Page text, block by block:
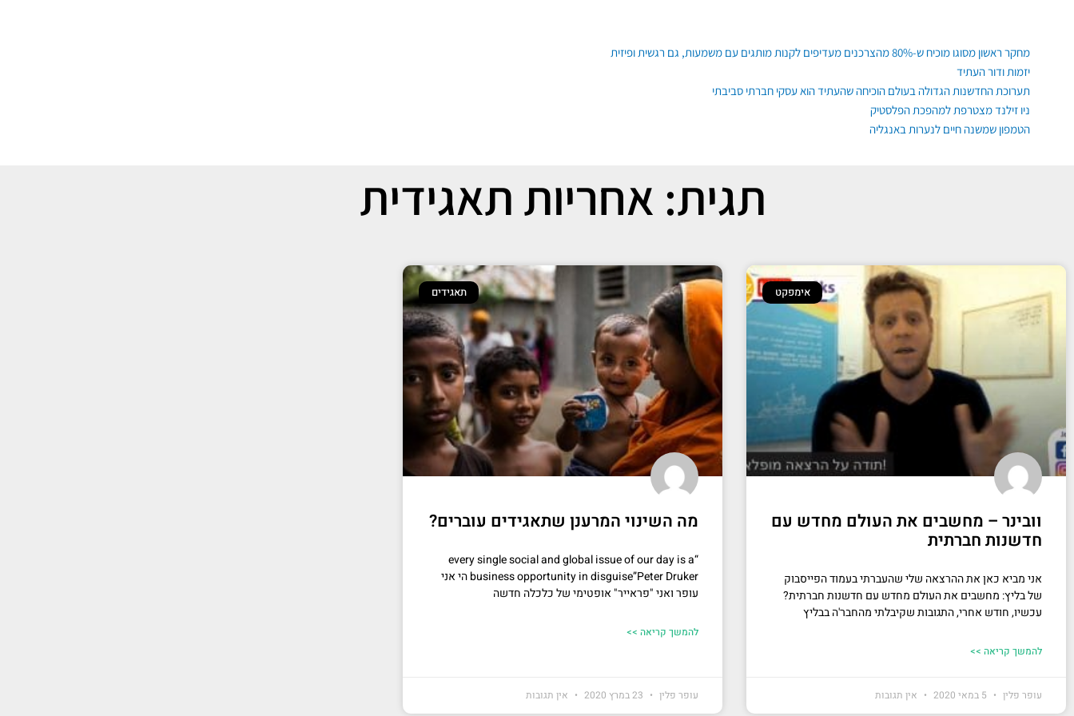
מחקר ראשון מסוגו מוכיח ש-80% מהצרכנים מעדיפים לקנות מותגים עם משמעות, גם רגשית ופיזית
יזמות ודור העתיד
תערוכת החדשנות הגדולה בעולם הוכיחה שהעתיד הוא עסקי חברתי סביבתי
ניו זילנד מצטרפת למהפכת הפלסטיק
הטמפון שמשנה חיים לנערות באנגליה
תגית: אחריות תאגידית
אימפקט
וובינר – מחשבים את העולם מחדש עם
חדשנות חברתית
אני מביא כאן את ההרצאה שלי שהעברתי בעמוד הפייסבוק
של בליץ: מחשבים את העולם מחדש עם חדשנות חברתית?
עכשיו, חודש אחרי, התגובות שקיבלתי מהחבר'ה בבליץ
להמשך קריאה >>
עופר פלין אין תגובות
תאגידים
מה השינוי המרענן שתאגידים עוברים?
“every single social and global issue of our day is a
business opportunity in disguise”Peter Druker הי אני
עופר ואני "פראייר" אופטימי של כלכלה חדשה
להמשך קריאה >>
עופר פלין אין תגובות